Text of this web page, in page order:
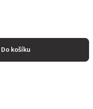
Do košíku